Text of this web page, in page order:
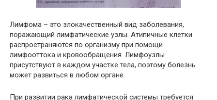
Лимфома – это злокачественный вид заболевания,
поражающий лимфатические узлы. Атипичные клетки
распространяются по организму при помощи
лимфооттока и кровообращения. Лимфоузлы
присутствуют в каждом участке тела, поэтому болезнь
может развиться в любом органе.
При развитии рака лимфатической системы требуется